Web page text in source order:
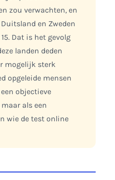
zou verwachten, en
en Zweden
Dat is het gevolg
landen deden
mogelijk sterk
opgeleide mensen
objectieve
als een
wie de test online